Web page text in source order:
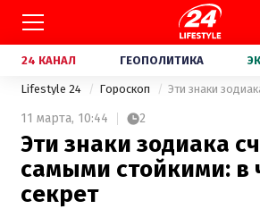
24 КАНАЛ ГЕОПОЛИТИКА
Lifestyle 24 Гороскоп
11 марта, 10:44 2
Эти знаки зодиака
самыми стойкими: в
секрет